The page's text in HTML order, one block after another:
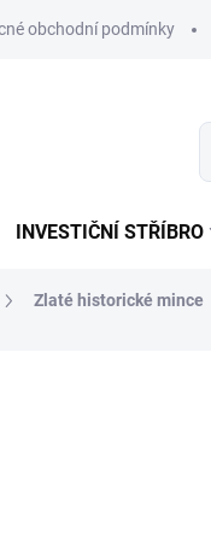
obchodní podmínky
INVESTIČNÍ STŘÍBRO
Zlaté historické mince